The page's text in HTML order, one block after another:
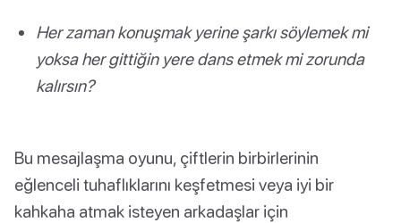
Her zaman konuşmak yerine şarkı söylemek mi
yoksa her gittiğin yere dans etmek mi zorunda
kalırsın?
Bu mesajlaşma oyunu, çiftlerin birbirlerinin
eğlenceli tuhaflıklarını keşfetmesi veya iyi bir
kahkaha atmak isteyen arkadaşlar için